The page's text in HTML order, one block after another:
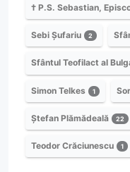
† P.S. Sebastian,
Sebi Șufariu 2
Sfântul Teofilact al
Simon Telkes 1
Ștefan Plămădeală 22
Teodor Crăciunescu 1